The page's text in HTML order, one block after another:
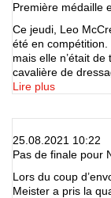
Première médaille
Ce jeudi, Leo
été en
mais elle n’était
cavalière de
Lire plus
25.08.2021 10:22
Pas de finale pour
Lors du coup
Meister a pris la